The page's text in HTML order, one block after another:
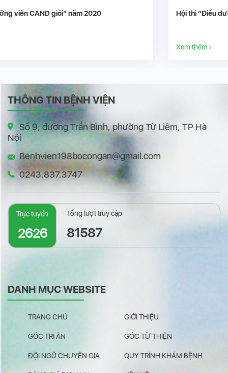
Hội thi “Điều dưỡng viên CAND giỏi” năm 2020
THÔNG TIN BỆNH VIỆN
Số 9, đường Trần Bình, phường Từ Liêm, TP Hà
Nội
Benhvien198bocongan@gmail.com
0243.837.3747
Trực tuyến
2626
Tổng lượt truy cập
81587
DANH MỤC WEBSITE
TRANG CHỦ GIỚI THIỆU
GÓC TRI ÂN GÓC TỪ THIỆN
ĐỘI NGŨ CHUYÊN GIA QUY TRÌNH KHÁM BỆNH